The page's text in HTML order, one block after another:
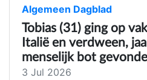
Algemeen Dagblad
Tobias (31) ging op
Italië en verdween,
menselijk bot
3 Jul 2026